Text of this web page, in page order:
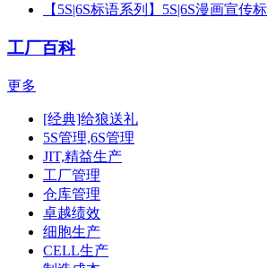
【5S|6S标语系列】5S|6S漫画宣传标
工厂百科
更多
[经典]给狼送礼
5S管理,6S管理
JIT,精益生产
工厂管理
仓库管理
卓越绩效
细胞生产
CELL生产